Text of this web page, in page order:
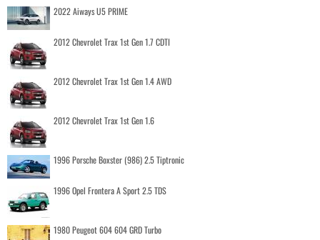
2022 Aiways U5 PRIME
2012 Chevrolet Trax 1st Gen 1.7 CDTI
2012 Chevrolet Trax 1st Gen 1.4 AWD
2012 Chevrolet Trax 1st Gen 1.6
1996 Porsche Boxster (986) 2.5 Tiptronic
1996 Opel Frontera A Sport 2.5 TDS
1980 Peugeot 604 604 GRD Turbo